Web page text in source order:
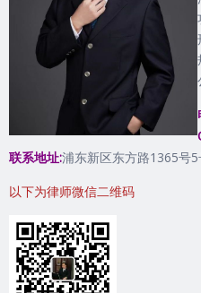
联系地址:浦东新区东方路1365号
以下为律师微信二维码